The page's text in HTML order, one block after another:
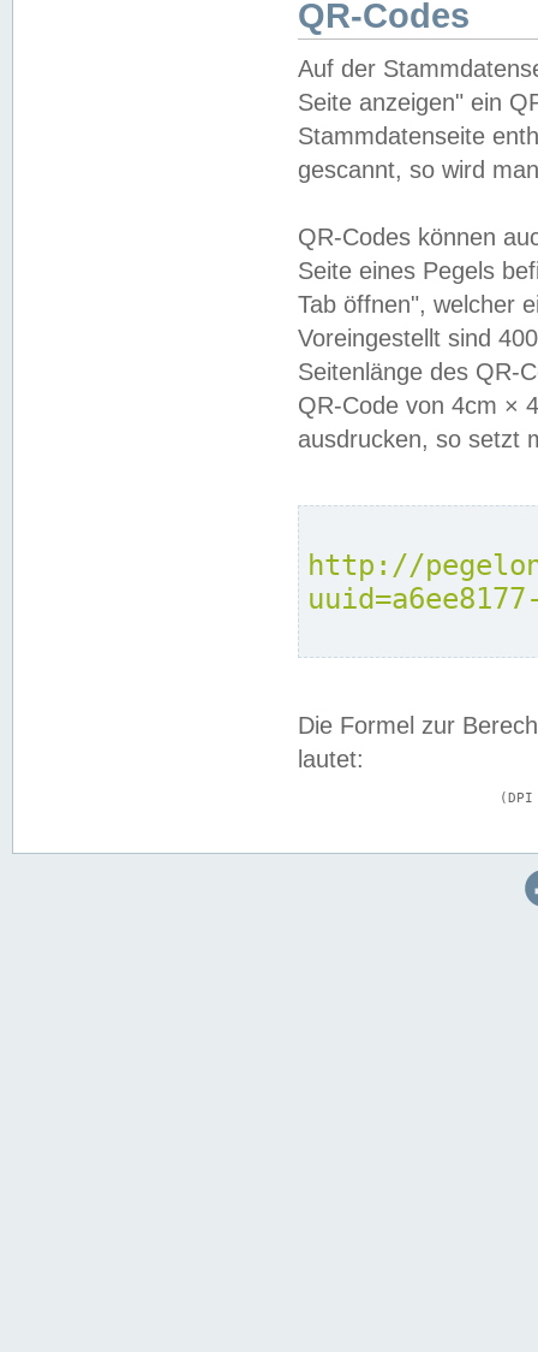
QR-Codes
Auf der
Seite anzeigen" ein
Stammdatenseite
gescannt, so wird
QR-Codes können
Seite eines Pegels
Tab öffnen", welcher
Voreingestellt sind
Seitenlänge des QR-
QR-Code von 4cm ×
ausdrucken, so setzt
http://
Die Formel zur
lautet: